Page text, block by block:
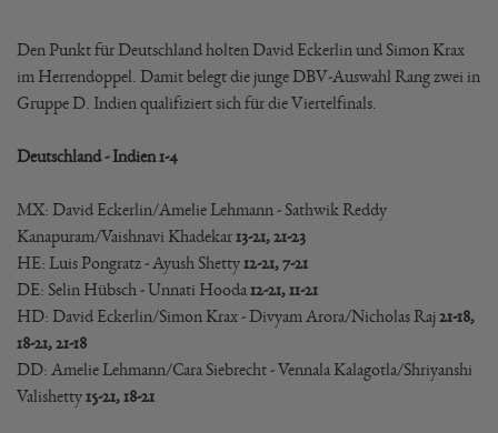
Den Punkt für Deutschland holten David Eckerlin und Simon Krax
im Herrendoppel. Damit belegt die junge DBV-Auswahl Rang zwei in
Gruppe D. Indien qualifiziert sich für die Viertelfinals.
Deutschland - Indien 1-4
MX: David Eckerlin/Amelie Lehmann - Sathwik Reddy
Kanapuram/Vaishnavi Khadekar13-21, 21-23
HE: Luis Pongratz - Ayush Shetty12-21, 7-21
DE: Selin Hübsch - Unnati Hooda 12-21, 11-21
HD: David Eckerlin/Simon Krax - Divyam Arora/Nicholas Raj21-18,
18-21, 21-18
DD: Amelie Lehmann/Cara Siebrecht - Vennala Kalagotla/Shriyanshi
Valishetty15-21, 18-21